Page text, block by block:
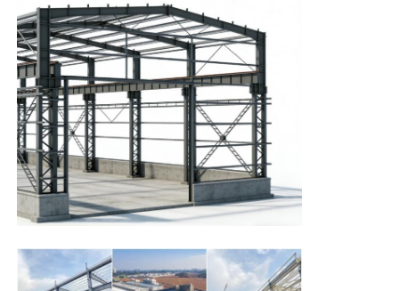
การประชุมเชิงปฏิบัติการโครงสร้างเหล็ก
โกดังโครงสร้างเหล็ก
โรงโครงสร้างเหล็ก
โครงสร้างเหล็กหนา
สะพานโครงสร้างเหล็ก